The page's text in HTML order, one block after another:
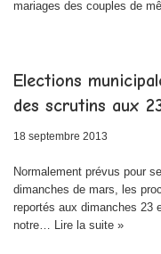
mariages des couples de
Elections
des scrutins aux
18 septembre 2013
Normalement prévus pour
dimanches de mars, les
reportés aux dimanches 23
notre… Lire la suite »